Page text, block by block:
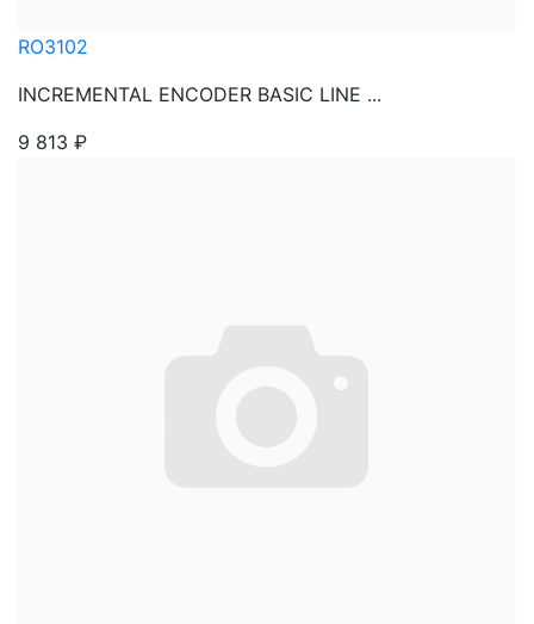
RO3102
INCREMENTAL ENCODER BASIC LINE ...
9 813 ₽